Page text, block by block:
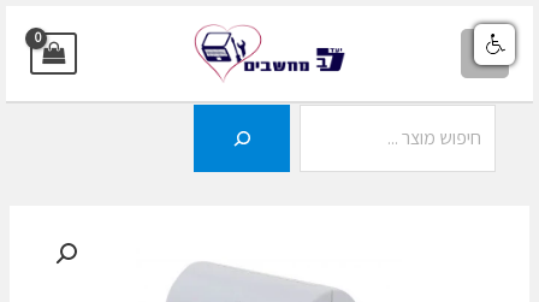
דילוג
לתוכן
MAIN